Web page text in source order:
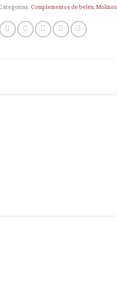
Complementos de belén,Molinos